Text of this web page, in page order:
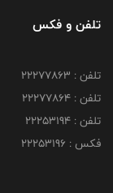
تلفن و فکس
تلفن : 22277863
تلفن : 22277864
تلفن : 22253194
فکس : 22253196